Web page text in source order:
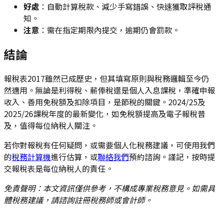
好處 ：自動計算稅款、減少手寫錯誤、快速獲取評稅通
知。
注意 ：需在指定期限內提交，逾期仍會罰款。
結論
報稅表2017雖然已成歷史，但其填寫原則與稅務邏輯至今仍
然適用。無論是利得稅、薪俸稅還是個人入息課稅，準確申報
收入、善用免稅額及扣除項目，是節稅的關鍵。2024/25及
2025/26課稅年度的最新變化，如免稅額提高及電子報稅普
及，值得每位納稅人關注。
若你對報稅有任何疑問，或需要個人化稅務建議，可使用我們
的稅務計算機進行估算，或聯絡我們預約諮詢。謹記，按時提
交報稅表是每位納稅人的責任。
免責聲明：本文資訊僅供參考，不構成專業稅務意見。如需具
體稅務建議，請諮詢註冊稅務師或會計師。